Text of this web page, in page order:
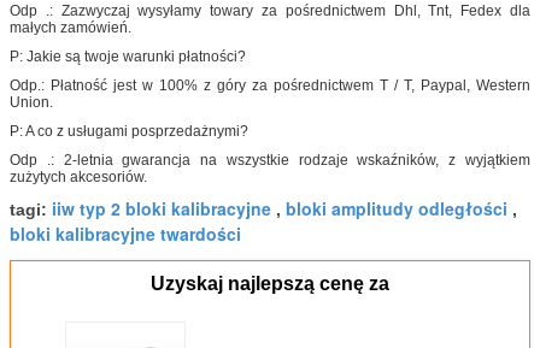
Odp .: Zazwyczaj wysyłamy towary za pośrednictwem Dhl, Tnt, Fedex dla
małych zamówień.
P: Jakie są twoje warunki płatności?
Odp.: Płatność jest w 100% z góry za pośrednictwem T / T, Paypal, Western
Union.
P: A co z usługami posprzedażnymi?
Odp .: 2-letnia gwarancja na wszystkie rodzaje wskaźników, z wyjątkiem
zużytych akcesoriów.
tagi: iiw typ 2 bloki kalibracyjne , bloki amplitudy odległości ,
bloki kalibracyjne twardości
Uzyskaj najlepszą cenę za